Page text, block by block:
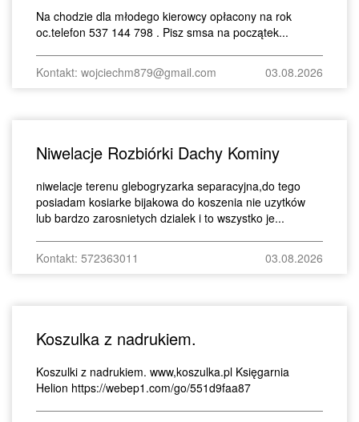
Na chodzie dla młodego kierowcy opłacony na rok
oc.telefon 537 144 798 . Pisz smsa na początek...
Kontakt: wojciechm879@gmail.com 03.08.2026
Niwelacje Rozbiórki Dachy Kominy
niwelacje terenu glebogryzarka separacyjna,do tego
posiadam kosiarke bijakowa do koszenia nie uzytków
lub bardzo zarosnietych dzialek i to wszystko je...
Kontakt: 572363011 03.08.2026
Koszulka z nadrukiem.
Koszulki z nadrukiem. www,koszulka.pl Księgarnia
Helion https://webep1.com/go/551d9faa87